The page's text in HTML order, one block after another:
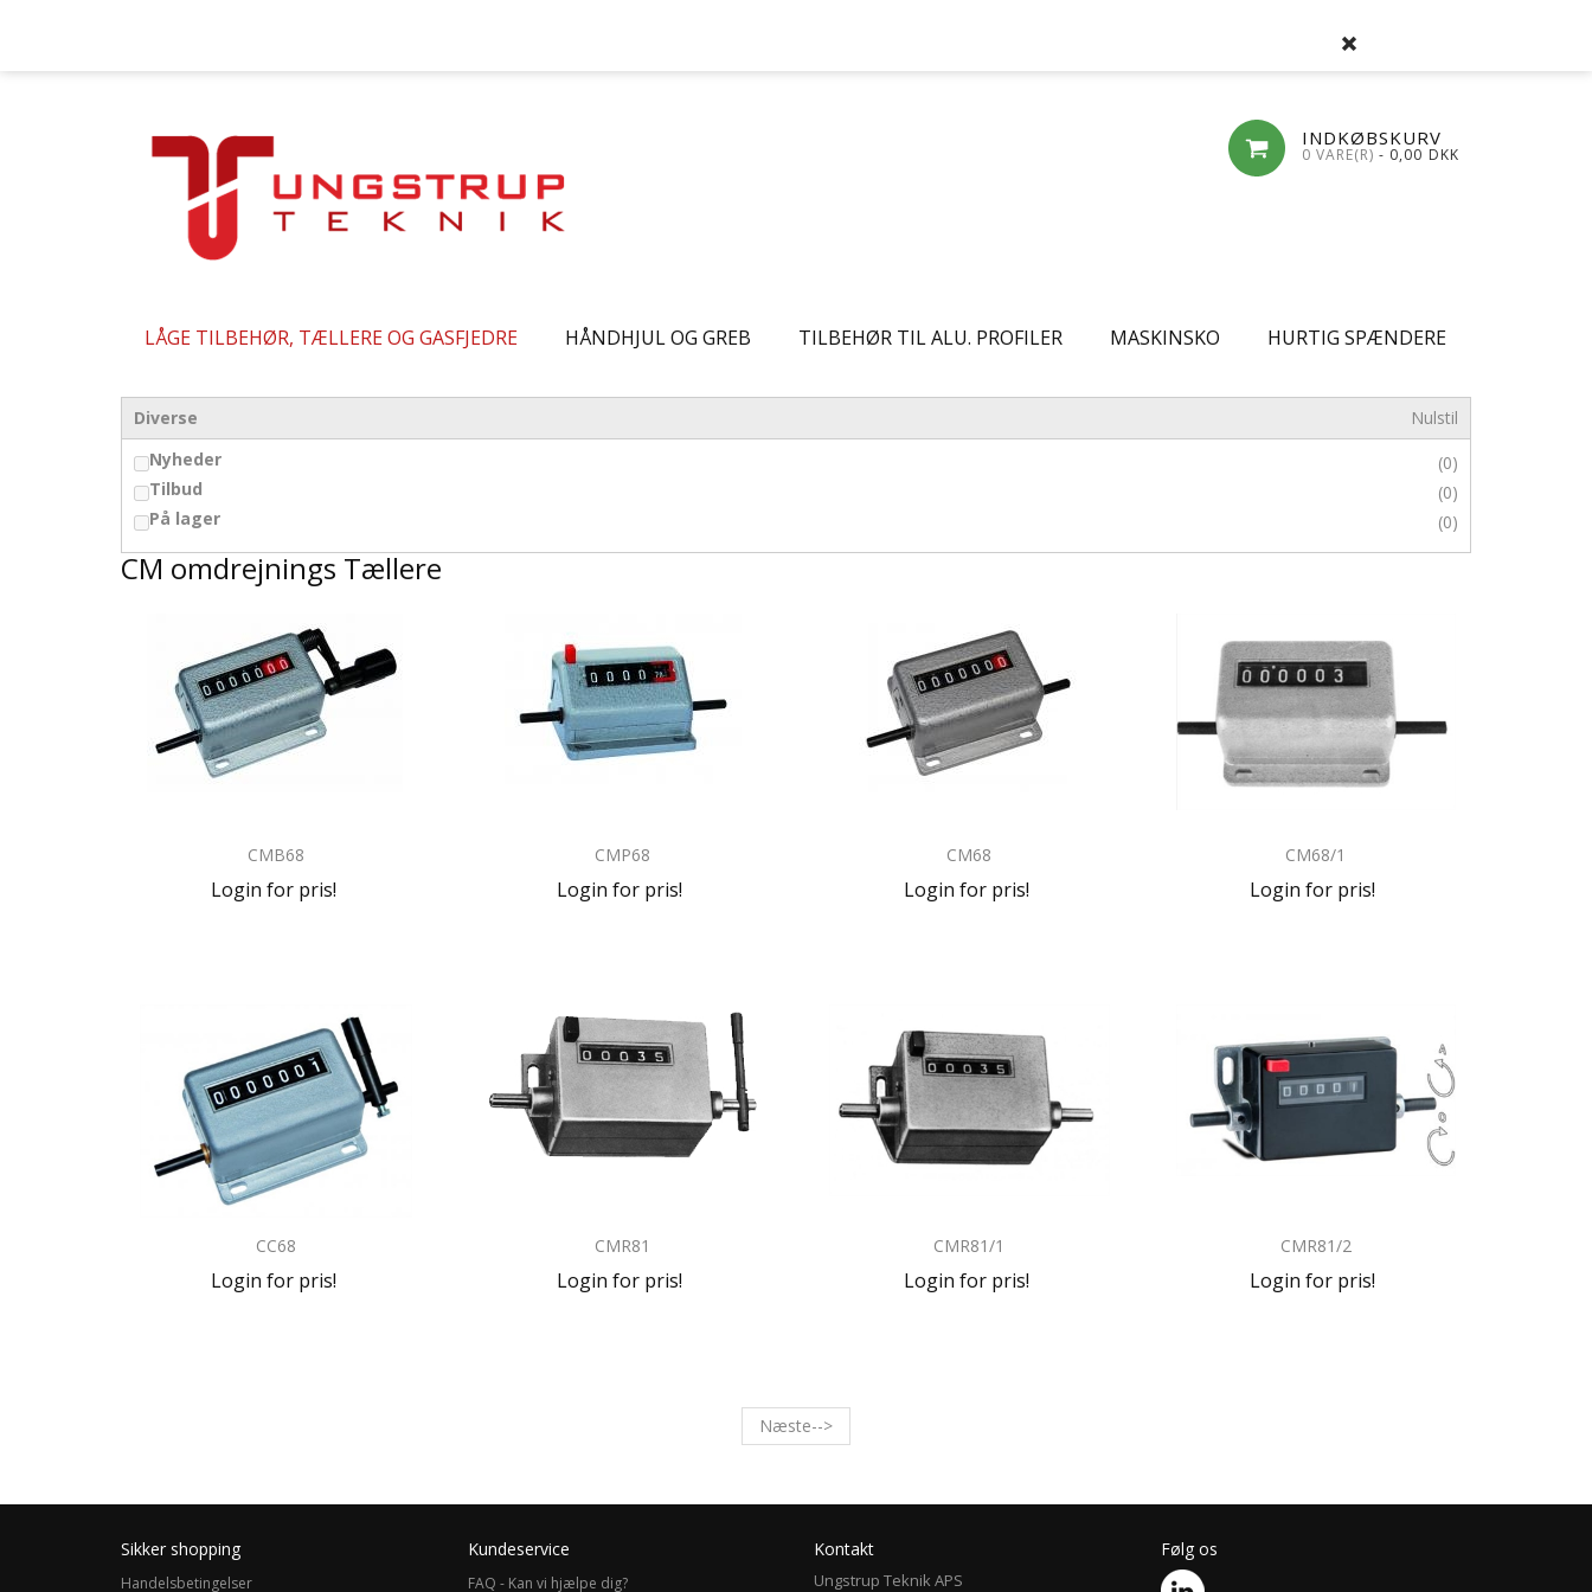
INDKØBSKURV
0 VARE(R) - 0,00 DKK
LÅGE TILBEHØR, TÆLLERE OG GASFJEDRE HÅNDHJUL OG GREB TILBEHØR TIL ALU. PROFILER MASKINSKO HURTIG SPÆNDERE
Diverse
Nulstil
Nyheder
(0)
Tilbud
(0)
På lager
(0)
CM omdrejnings Tællere
CMB68
Login for pris!
CMP68
Login for pris!
CM68
Login for pris!
CM68/1
Login for pris!
CC68
Login for pris!
CMR81
Login for pris!
CMR81/1
Login for pris!
CMR81/2
Login for pris!
Næste-->
Sikker shopping
Handelsbetingelser
Kundeservice
FAQ - Kan vi hjælpe dig?
Kontakt
Ungstrup Teknik APS
Følg os